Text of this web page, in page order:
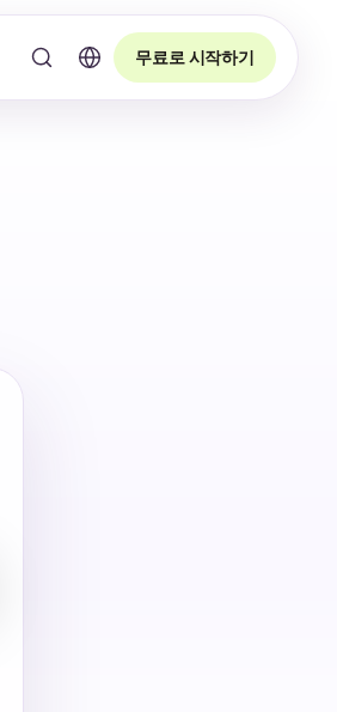
무료로 시작하기